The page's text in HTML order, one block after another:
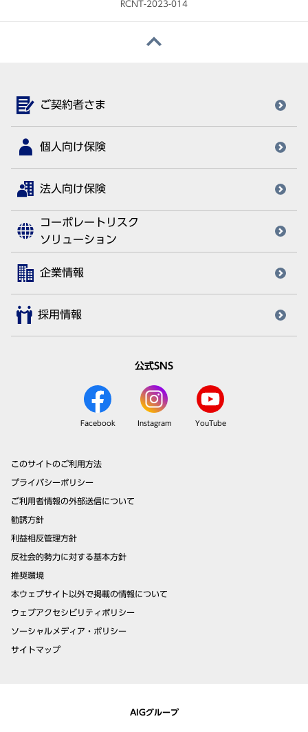
RCNT-2023-014
ご契約者さま
個人向け保険
法人向け保険
コーポレートリスク
ソリューション
企業情報
採用情報
公式SNS
Facebook Instagram YouTube
このサイトのご利用方法
プライバシーポリシー
ご利用者情報の外部送信について
勧誘方針
利益相反管理方針
反社会的勢力に対する基本方針
推奨環境
本ウェブサイト以外で掲載の情報について
ウェブアクセシビリティポリシー
ソーシャルメディア・ポリシー
サイトマップ
AIGグループ